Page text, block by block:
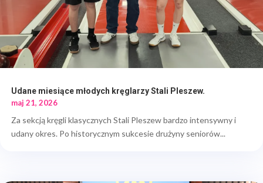
Udane miesiące młodych kręglarzy Stali Pleszew.
maj 21, 2026
Za sekcją kręgli klasycznych Stali Pleszew bardzo intensywny i
udany okres. Po historycznym sukcesie drużyny seniorów...